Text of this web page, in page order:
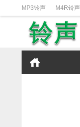
MP3铃声 M4R铃声
日韩歌曲 动漫铃声
iPhone铃声设置方法